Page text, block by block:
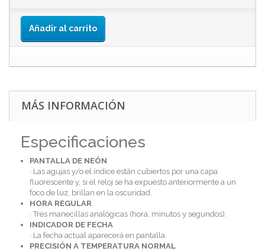
Añadir al carrito
MÁS INFORMACIÓN
Especificaciones
PANTALLA DE NEÓN
· Las agujas y/o el índice están cubiertos por una capa
fluorescente y, si el reloj se ha expuesto anteriormente a un
foco de luz, brillan en la oscuridad.
HORA REGULAR
· Tres manecillas analógicas (hora, minutos y segundos).
INDICADOR DE FECHA
· La fecha actual aparecerá en pantalla.
PRECISIÓN A TEMPERATURA NORMAL